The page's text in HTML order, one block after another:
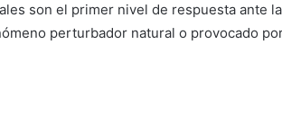
son el primer nivel de respuesta ante
perturbador natural o provocado